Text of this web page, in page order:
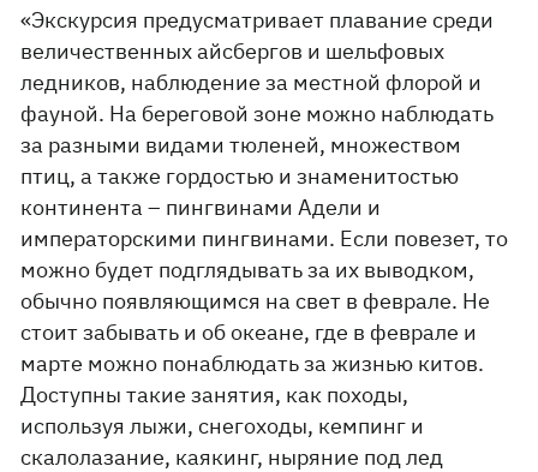
«Экскурсия предусматривает плавание среди
величественных айсбергов и шельфовых
ледников, наблюдение за местной флорой и
фауной. На береговой зоне можно наблюдать
за разными видами тюленей, множеством
птиц, а также гордостью и знаменитостью
континента – пингвинами Адели и
императорскими пингвинами. Если повезет, то
можно будет подглядывать за их выводком,
обычно появляющимся на свет в феврале. Не
стоит забывать и об океане, где в феврале и
марте можно понаблюдать за жизнью китов.
Доступны такие занятия, как походы,
используя лыжи, снегоходы, кемпинг и
скалолазание, каякинг, ныряние под лед